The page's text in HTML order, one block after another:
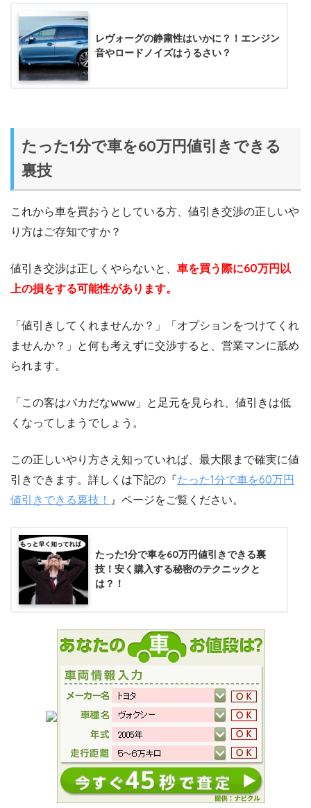
レヴォーグの静粛性はいかに？！エンジン
音やロードノイズはうるさい？
たった1分で車を60万円値引きできる
裏技
これから車を買おうとしている方、値引き交渉の正しいや
り方はご存知ですか？
値引き交渉は正しくやらないと、 車を買う際に60万円以
上の損をする可能性があります。
「値引きしてくれませんか？」「オプションをつけてくれ
ませんか？」と何も考えずに交渉すると、営業マンに舐め
られます。
「この客はバカだなwww」と足元を見られ、値引きは低
くなってしまうでしょう。
この正しいやり方さえ知っていれば、最大限まで確実に値
引きできます。詳しくは下記の『たった1分で車を60万円
値引きできる裏技！ 』ページをご覧ください。
たった1分で車を60万円値引きできる裏
技！安く購入する秘密のテクニックと
は？！